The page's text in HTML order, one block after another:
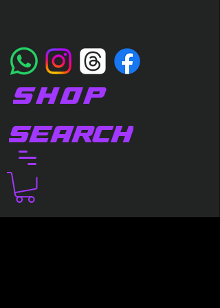
SHOP
SEARCH